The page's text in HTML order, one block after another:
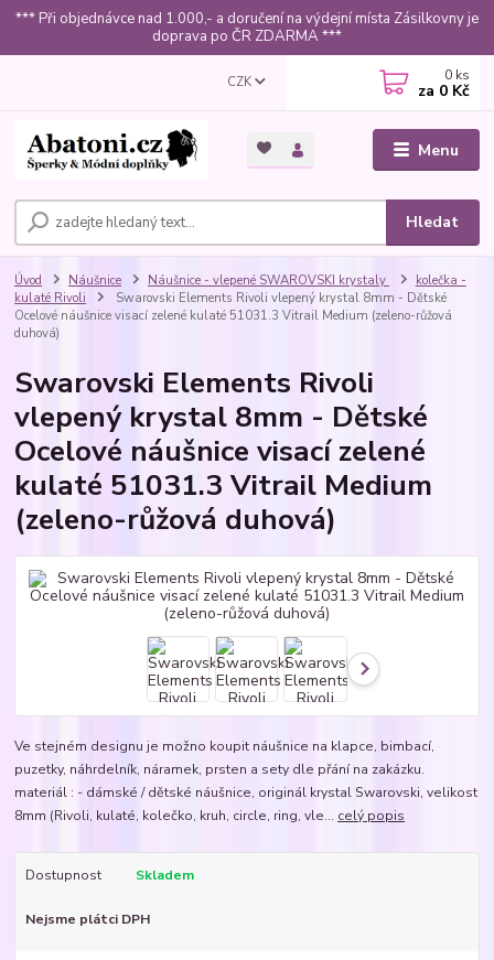
*** Při objednávce nad 1.000,- a doručení na výdejní místa Zásilkovny je
doprava po ČR ZDARMA ***
Menu
CZK
Hledat
0 ks
za 0 Kč
Úvod Náušnice Náušnice - vlepené SWAROVSKI krystaly
kolečka -
kulaté Rivoli
Swarovski Elements Rivoli vlepený krystal 8mm - Dětské
Ocelové náušnice visací zelené kulaté 51031.3 Vitrail Medium (zeleno-růžová
duhová)
Swarovski Elements Rivoli
vlepený krystal 8mm - Dětské
Ocelové náušnice visací zelené
kulaté 51031.3 Vitrail Medium
(zeleno-růžová duhová)
Ve stejném designu je možno koupit náušnice na klapce, bimbací,
puzetky, náhrdelník, náramek, prsten a sety dle přání na zakázku.
materiál : - dámské / dětské náušnice, originál krystal Swarovski, velikost
8mm (Rivoli, kulaté, kolečko, kruh, circle, ring, vle... celý popis
Dostupnost Skladem
Nejsme plátci DPH